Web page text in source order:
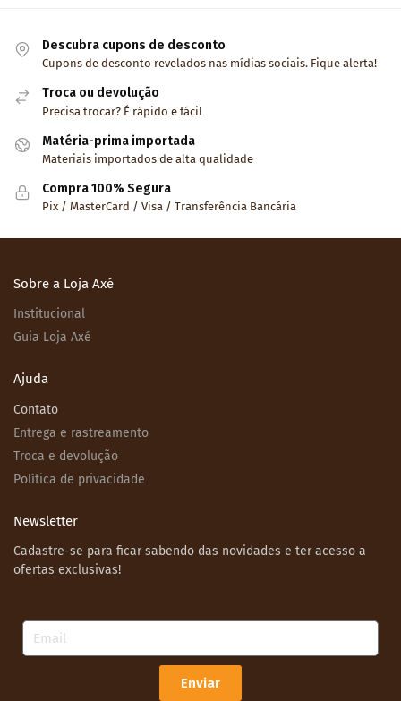
Descubra cupons de desconto
Cupons de desconto revelados nas mídias sociais. Fique alerta!
Troca ou devolução
Precisa trocar? É rápido e fácil
Matéria-prima importada
Materiais importados de alta qualidade
Compra 100% Segura
Pix / MasterCard / Visa / Transferência Bancária
Sobre a Loja Axé
Institucional
Guia Loja Axé
Ajuda
Contato
Entrega e rastreamento
Troca e devolução
Política de privacidade
Newsletter
Cadastre-se para ficar sabendo das novidades e ter acesso a
ofertas exclusivas!
Enviar